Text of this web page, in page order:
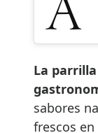
La
sabores
frescos en